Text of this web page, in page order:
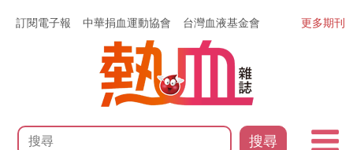
訂閱電子報 中華捐血運動協會 台灣血液基金會
搜尋
更多期刊